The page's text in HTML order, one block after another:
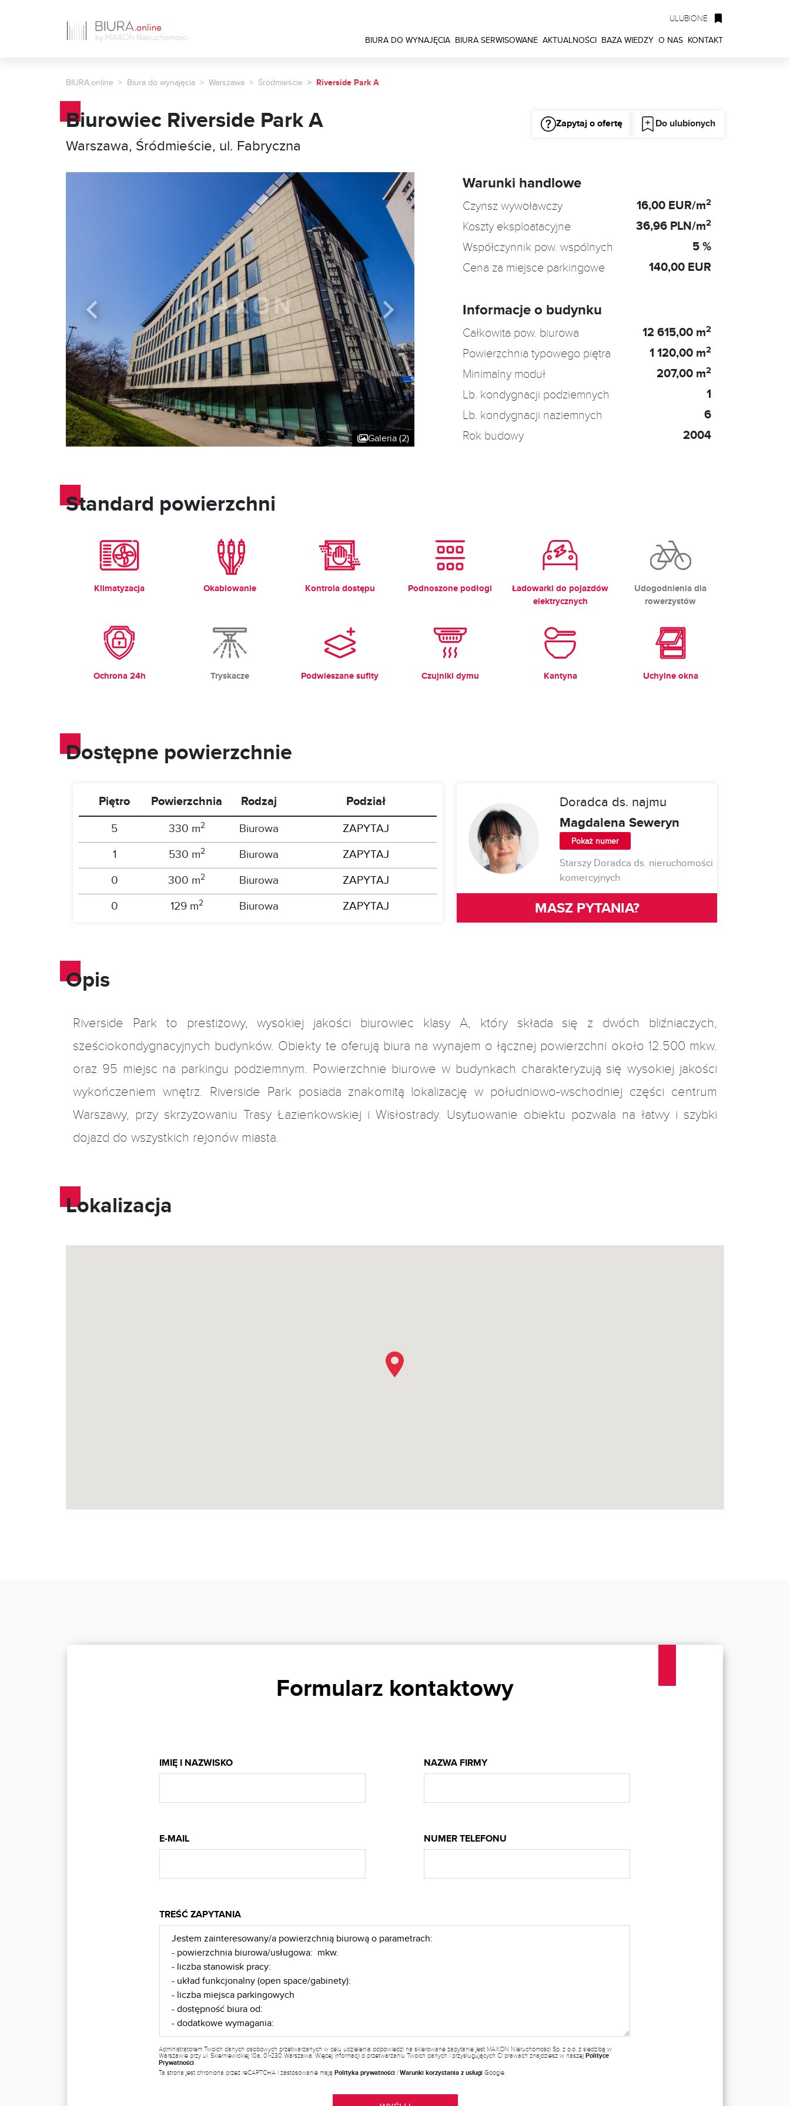
ULUBIONE
BIURA DO WYNAJĘCIA BIURA SERWISOWANE AKTUALNOŚCI BAZA WIEDZY O NAS KONTAKT
BIURA.online Biura do wynajęcia Warszawa Śródmieście Riverside Park A
Biurowiec Riverside Park A
Warszawa, Śródmieście, ul. Fabryczna
Zapytaj o ofertę Do ulubionych
Galeria (2)
Warunki handlowe
Czynsz wywoławczy 16,00 EUR/m2
Koszty eksploatacyjne 36,96 PLN/m2
Współczynnik pow. wspólnych 5 %
Cena za miejsce parkingowe 140,00 EUR
Informacje o budynku
Całkowita pow. biurowa 12 615,00 m2
Powierzchnia typowego piętra 1 120,00 m2
Minimalny moduł 207,00 m2
Lb. kondygnacji podziemnych 1
Lb. kondygnacji naziemnych 6
Rok budowy 2004
Standard powierzchni
Klimatyzacja Okablowanie Kontrola dostępu Podnoszone podłogi
Ładowarki do pojazdów
elektrycznych
Udogodnienia dla
rowerzystów
Ochrona 24h Tryskacze Podwieszane sufity Czujniki dymu Kantyna Uchylne okna
Dostępne powierzchnie
Piętro Powierzchnia Rodzaj Podział
5 330 m2 Biurowa
ZAPYTAJ
1
530 m2 Biurowa
ZAPYTAJ
0
300 m2 Biurowa
ZAPYTAJ
0
129 m2 Biurowa ZAPYTAJ
Doradca ds. najmu
Magdalena Seweryn
Pokaż numer
Starszy Doradca ds. nieruchomości
komercyjnych
MASZ PYTANIA?
Opis
Riverside Park to prestiżowy, wysokiej jakości biurowiec klasy A, który składa się z dwóch bliźniaczych,
sześciokondygnacyjnych budynków. Obiekty te oferują biura na wynajem o łącznej powierzchni około 12.500 mkw.
oraz 95 miejsc na parkingu podziemnym. Powierzchnie biurowe w budynkach charakteryzują się wysokiej jakości
wykończeniem wnętrz. Riverside Park posiada znakomitą lokalizację w południowo-wschodniej części centrum
Warszawy, przy skrzyżowaniu Trasy Łazienkowskiej i Wisłostrady. Usytuowanie obiektu pozwala na łatwy i szybki
dojazd do wszystkich rejonów miasta.
Lokalizacja
Formularz kontaktowy
IMIĘ I NAZWISKO NAZWA FIRMY
E-MAIL NUMER TELEFONU
TREŚĆ ZAPYTANIA
Administratorem Twoich danych osobowych przetwarzanych w celu udzielenia odpowiedzi na skierowane zapytanie jest MAXON Nieruchomości Sp. z o.o. z siedzibą w
Warszawie przy ul. Skierniewickiej 10a, 01-230 Warszawa. Więcej informacji o przetwarzaniu Twoich danych i przysługujących Ci prawach znajdziesz w naszejPolityce
Prywatności
Ta strona jest chroniona przez reCAPTCHA i zastosowanie mająPolityka prywatności iWarunki korzystania z usługi Google.